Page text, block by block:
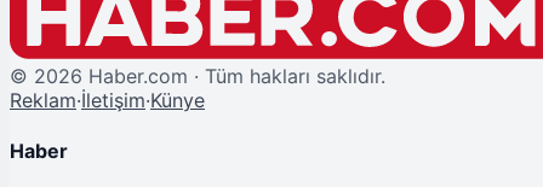
© 2026 Haber.com · Tüm hakları saklıdır.
Reklam·İletişim·Künye
Haber